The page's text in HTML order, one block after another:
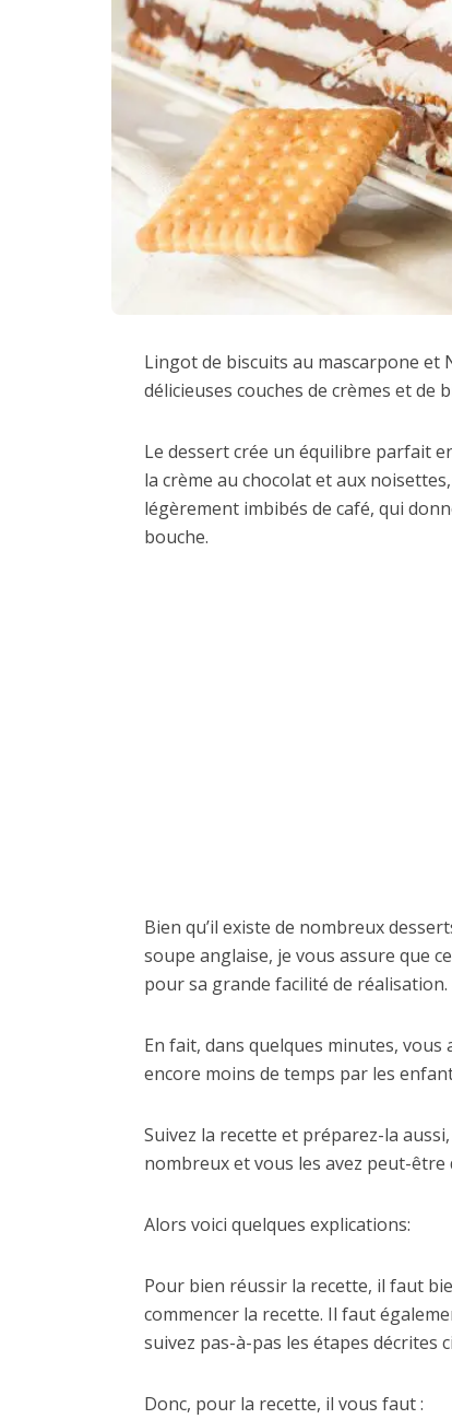
Lingot de biscuits au mascarpone et
délicieuses couches de crèmes et de
Le dessert crée un équilibre parfait
la crème au chocolat et aux
légèrement imbibés de café, qui
bouche.
Bien qu’il existe de nombreux
soupe anglaise, je vous assure que
pour sa grande facilité de réalisation.
En fait, dans quelques minutes, vous
encore moins de temps par les
Suivez la recette et préparez-la
nombreux et vous les avez peut-être
Alors voici quelques explications:
Pour bien réussir la recette, il faut
commencer la recette. Il faut
suivez pas-à-pas les étapes décrites
Donc, pour la recette, il vous faut :